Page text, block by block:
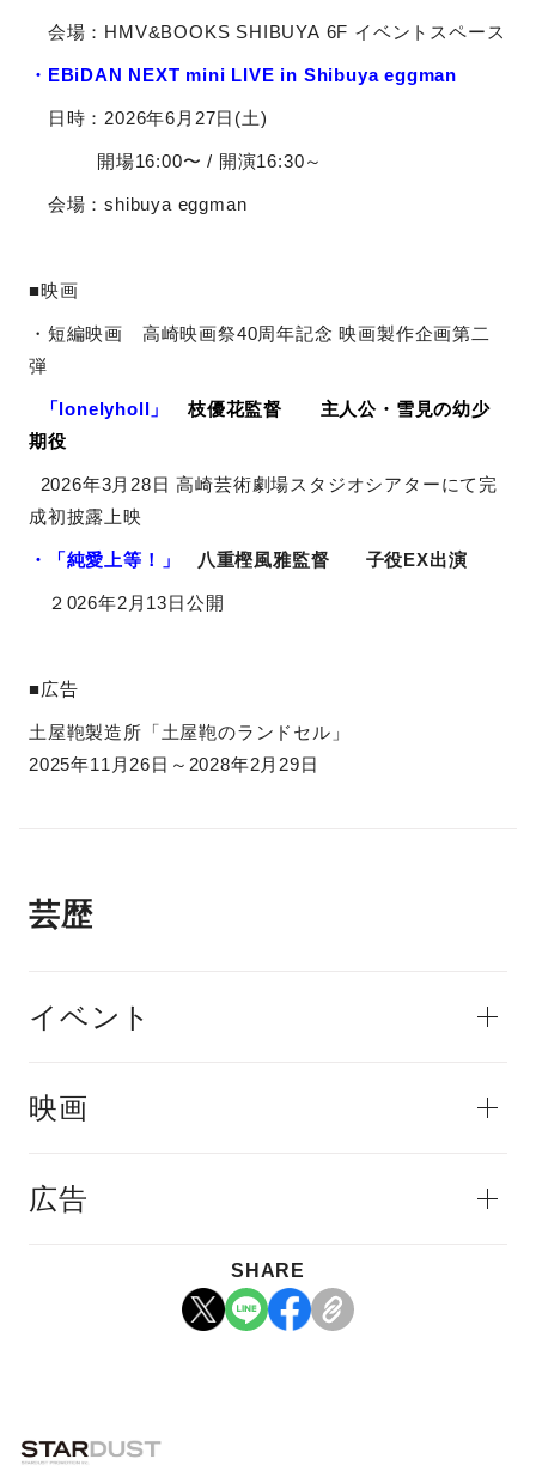
会場： HMV&BOOKS SHIBUYA 6F イベントスペース
・EBiDAN NEXT mini LIVE in Shibuya eggman
日時： 2026年6月 27日 (土)
開場16:00〜 / 開演16:30～
会場：shibuya eggman
■映画
・ 短編映画 高崎映画祭40周年記念 映画製作企画第二
弾
「lonelyholl」枝優花監督 主人公・雪見の幼少
期役
2026年3月28日 高崎芸術劇場スタジオシアターにて完
成初披露上映
・「純愛上等！」 八重樫風雅監督 子役EX出演
２ 026年2 月 13日公開
■広告
土屋鞄製造所「土屋鞄のランドセル」
2025年11月26日～2028年2月29日
芸歴
イベント
映画
広告
SHARE